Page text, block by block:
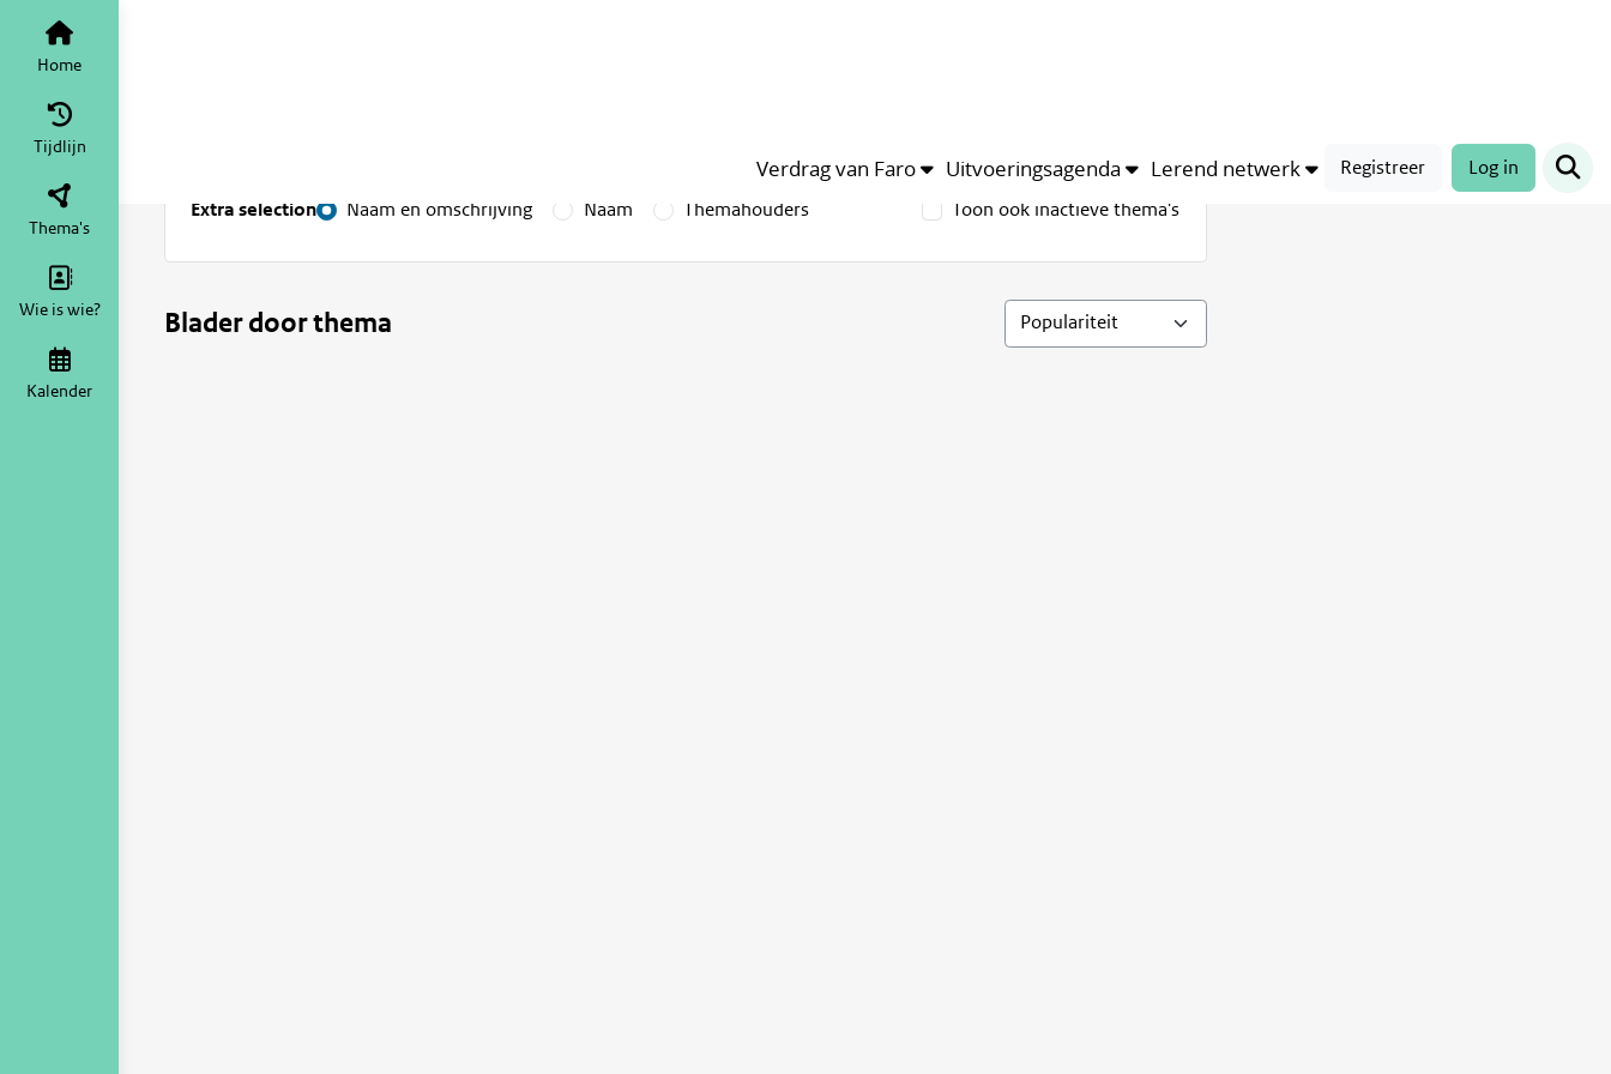
Verdrag van Faro Uitvoeringsagenda Lerend netwerk Registreer Log in
Home
Tijdlijn
Thema's
Wie is wie?
Kalender
Extra selection Naam en omschrijving Naam Themahouders Toon ook inactieve thema's
Blader door thema